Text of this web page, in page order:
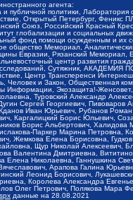
агента:
публичной политики,
Открытый Петербург, Феникс
Союз, Российский Красный
глобализации и социальных
фонд помощи осужденным и их
общество Мемориал,
Евразии, Рязанский
центр развития
Сутяжник,
Центр Трансперенси
Человек и Закон, Общественная
Информации, Экозащита!-
Туровский Александр
Сергей Георгиевич,
Иван Юрьевич, Рубанов
Каргалицкий Борис Юльевич,
Борис Альбертович,
Паркер Марина Петровна,
Жемкова Елена Борисовна,
Щур Николай Алексеевич,
Валентина Дмитриевна,
Елена Николаевна, Ганнушкина
Арапова Галина
Леонид Борисович,
Королева Александра
Олег Петрович, Полякова Мара
данные на 28.08.2021